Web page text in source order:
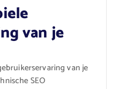
van je
van je
SEO